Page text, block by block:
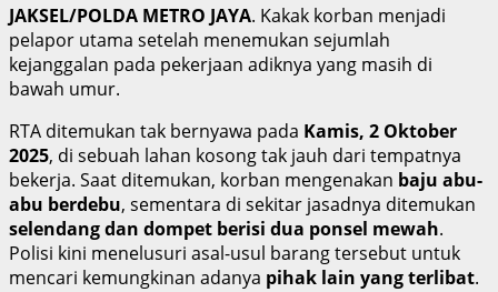
JAKSEL/POLDA METRO JAYA. Kakak korban menjadi
pelapor utama setelah menemukan sejumlah
kejanggalan pada pekerjaan adiknya yang masih di
bawah umur.
RTA ditemukan tak bernyawa pada Kamis, 2 Oktober
2025, di sebuah lahan kosong tak jauh dari tempatnya
bekerja. Saat ditemukan, korban mengenakan baju abu-
abu berdebu, sementara di sekitar jasadnya ditemukan
selendang dan dompet berisi dua ponsel mewah.
Polisi kini menelusuri asal-usul barang tersebut untuk
mencari kemungkinan adanya pihak lain yang terlibat.